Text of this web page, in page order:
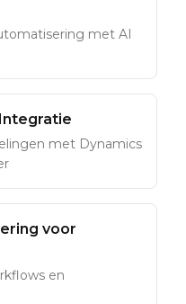
met AI
met Dynamics
voor
en